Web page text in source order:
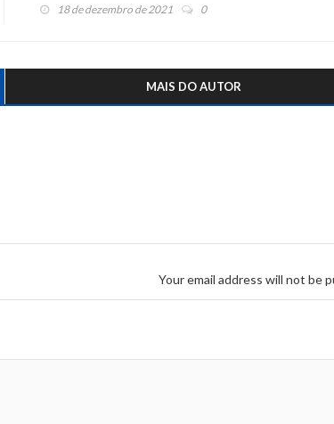
18 de dezembro de 2021 0
MAIS DO AUTOR
Your email address will not be